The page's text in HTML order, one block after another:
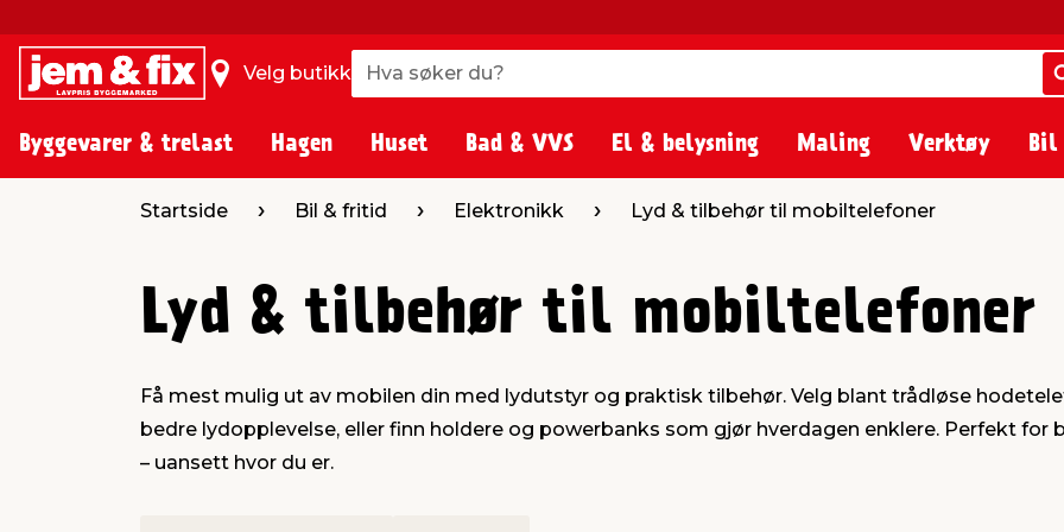
Velg butikk Hva søker du?
Hva søker du?
Byggevarer & trelast Hagen Huset Bad & VVS El & belysning Maling Verktøy
Startside Bil & fritid Elektronikk Lyd & tilbehør til mobiltelefoner
Lyd & tilbehør til mobiltelefoner
Få mest mulig ut av mobilen din med lydutstyr og praktisk tilbehør. Velg blant trådløse
bedre lydopplevelse, eller finn holdere og powerbanks som gjør hverdagen enklere. Perfekt for
– uansett hvor du er.